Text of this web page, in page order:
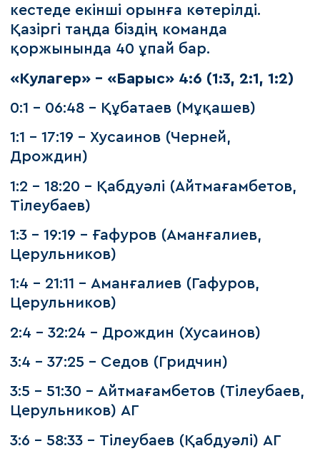
кестеде екінші орынға көтерілді.
Қазіргі таңда біздің команда
қоржынында 40 ұпай бар.
«Кулагер» - «Барыс» 4:6 (1:3, 2:1, 1:2)
0:1 – 06:48 – Құбатаев (Мұқашев)
1:1 – 17:19 – Хусаинов (Черней,
Дрождин)
1:2 – 18:20 – Қабдуәлі (Айтмағамбетов,
Тілеубаев)
1:3 – 19:19 – Ғафуров (Аманғалиев,
Церульников)
1:4 – 21:11 – Аманғалиев (Гафуров,
Церульников)
2:4 – 32:24 – Дрождин (Хусаинов)
3:4 – 37:25 – Седов (Гридчин)
3:5 – 51:30 – Айтмағамбетов (Тілеубаев,
Церульников) АГ
3:6 – 58:33 – Тілеубаев (Қабдуәлі) АГ